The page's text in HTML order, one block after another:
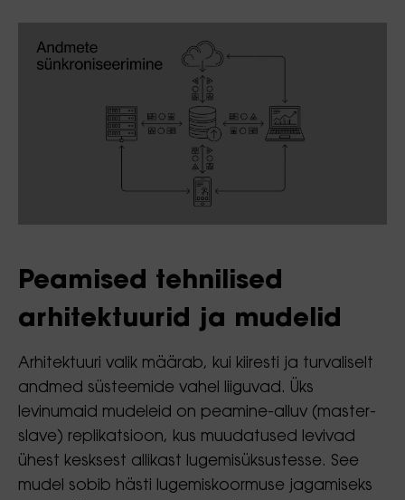
Peamised tehnilised
arhitektuurid ja mudelid
Arhitektuuri valik määrab, kui kiiresti ja turvaliselt
andmed süsteemide vahel liiguvad. Üks
levinumaid mudeleid on peamine-alluv (master-
slave) replikatsioon, kus muudatused levivad
ühest kesksest allikast lugemisüksustesse. See
mudel sobib hästi lugemiskoormuse jagamiseks